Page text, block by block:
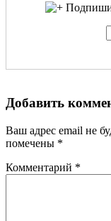
Добавить
Ваш адрес email не
помечены *
Комментарий *